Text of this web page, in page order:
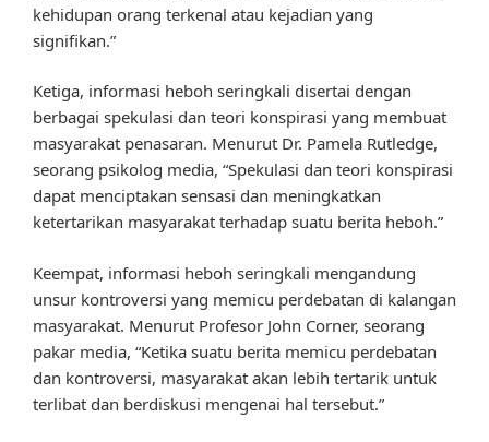
kehidupan orang terkenal atau kejadian yang
signifikan.”
Ketiga, informasi heboh seringkali disertai dengan
berbagai spekulasi dan teori konspirasi yang membuat
masyarakat penasaran. Menurut Dr. Pamela Rutledge,
seorang psikolog media, “Spekulasi dan teori konspirasi
dapat menciptakan sensasi dan meningkatkan
ketertarikan masyarakat terhadap suatu berita heboh.”
Keempat, informasi heboh seringkali mengandung
unsur kontroversi yang memicu perdebatan di kalangan
masyarakat. Menurut Profesor John Corner, seorang
pakar media, “Ketika suatu berita memicu perdebatan
dan kontroversi, masyarakat akan lebih tertarik untuk
terlibat dan berdiskusi mengenai hal tersebut.”